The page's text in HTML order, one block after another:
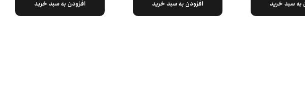
به سبد خرید افزودن به سبد خرید افزودن به سبد خرید